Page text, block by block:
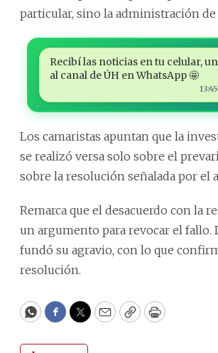
particular, sino la administración de
Recibí las noticias en tu celular,
al canal de ÚH en WhatsApp 🤩
13:45
Los camaristas apuntan que la
se realizó versa solo sobre el
sobre la resolución señalada por el
Remarca que el desacuerdo con la
un argumento para revocar el fallo.
fundó su agravio, con lo que
resolución.
WhatsApp
Facebook
Twitter
EmailCopyPrint